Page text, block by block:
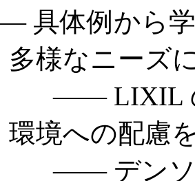
例から学
なニーズに
の
への配慮を
ンソーの